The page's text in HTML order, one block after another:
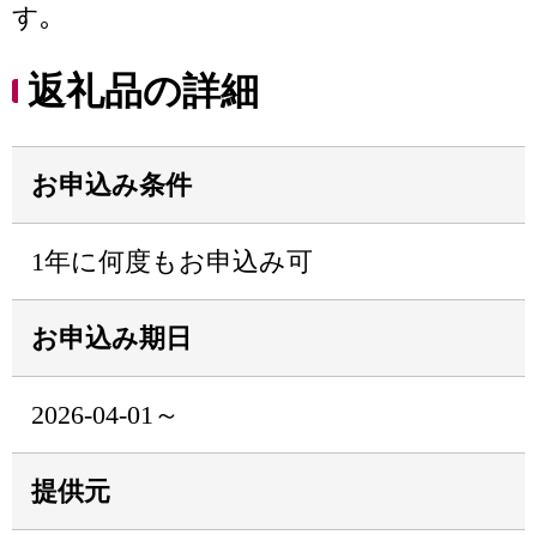
す｡
返礼品の詳細
お申込み条件
1年に何度もお申込み可
お申込み期日
2026-04-01～
提供元